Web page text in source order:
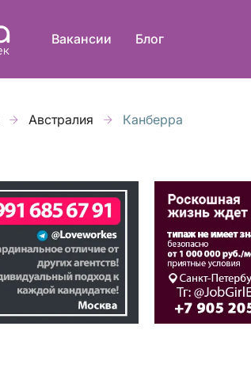
Вакансии Блог
Австралия Канберра